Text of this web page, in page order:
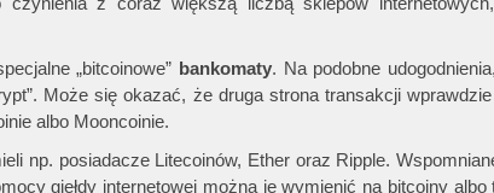
„bitcoinowe” bankomaty. Na podobne
Może się okazać, że druga strona transakcji
albo Mooncoinie.
np. posiadacze Litecoinów, Ether oraz Ripple.
giełdy internetowej można je wymienić na bitcoiny